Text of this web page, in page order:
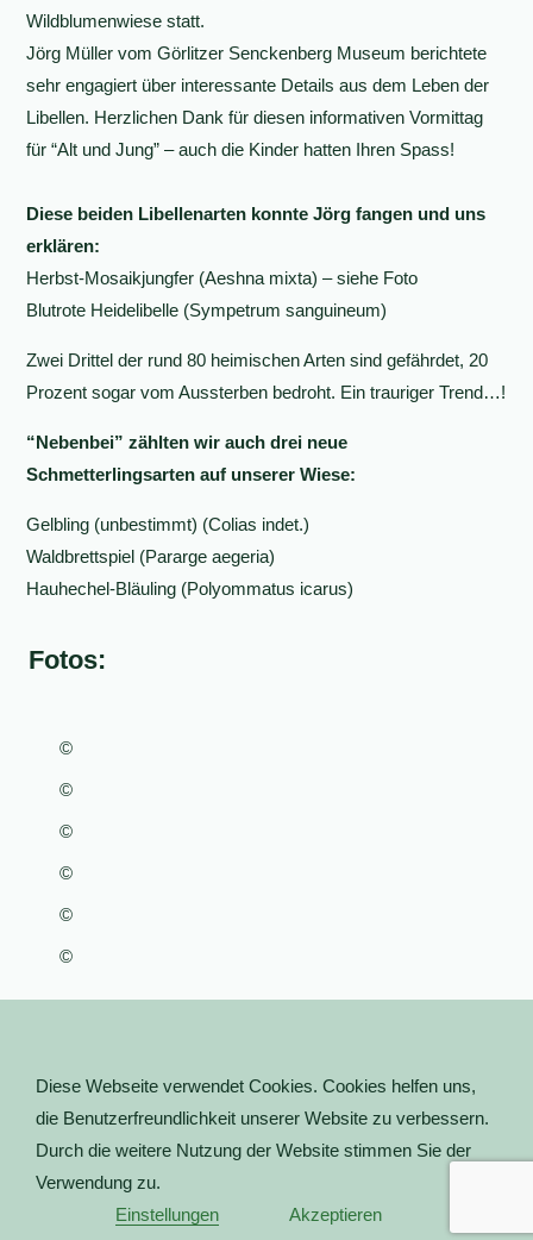
Wildblumenwiese statt.
Jörg Müller vom Görlitzer Senckenberg Museum berichtete
sehr engagiert über interessante Details aus dem Leben der
Libellen. Herzlichen Dank für diesen informativen Vormittag
für “Alt und Jung” – auch die Kinder hatten Ihren Spass!
Diese beiden Libellenarten konnte Jörg fangen und uns
erklären:
Herbst-Mosaikjungfer (Aeshna mixta) – siehe Foto
Blutrote Heidelibelle (Sympetrum sanguineum)
Zwei Drittel der rund 80 heimischen Arten sind gefährdet, 20
Prozent sogar vom Aussterben bedroht. Ein trauriger Trend…!
“Nebenbei” zählten wir auch drei neue
Schmetterlingsarten auf unserer Wiese:
Gelbling (unbestimmt) (Colias indet.)
Waldbrettspiel (Pararge aegeria)
Hauhechel-Bläuling (Polyommatus icarus)
Fotos:
©
©
©
©
©
©
Diese Webseite verwendet Cookies. Cookies helfen uns,
die Benutzerfreundlichkeit unserer Website zu verbessern.
Durch die weitere Nutzung der Website stimmen Sie der
Verwendung zu.
Einstellungen
Akzeptieren